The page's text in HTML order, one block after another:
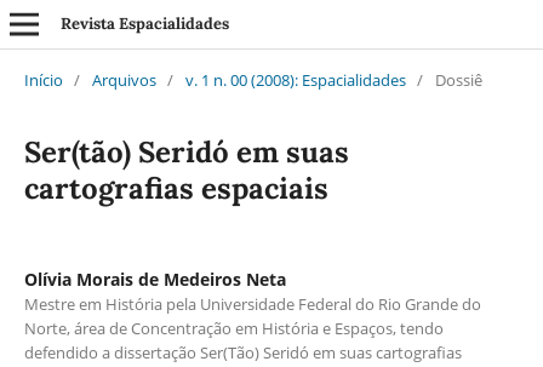
Revista Espacialidades
Início / Arquivos / v. 1 n. 00 (2008): Espacialidades / Dossiê
Ser(tão) Seridó em suas
cartografias espaciais
Olívia Morais de Medeiros Neta
Mestre em História pela Universidade Federal do Rio Grande do
Norte, área de Concentração em História e Espaços, tendo
defendido a dissertação Ser(Tão) Seridó em suas cartografias